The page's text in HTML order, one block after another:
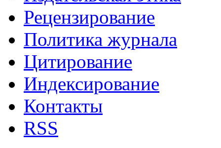
Рецензирование
Политика журнала
Цитирование
Индексирование
Контакты
RSS